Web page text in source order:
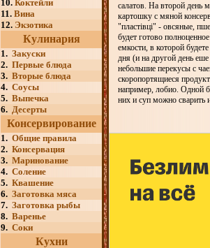
10. Коктейли
11. Вина
12. Экзотика
Кулинария
1. Закуски
2. Первые блюда
3. Вторые блюда
4. Соусы
5. Выпечка
6. Десерты
Консервирование
1. Общие правила
2. Консервация
3. Маринование
4. Соление
5. Квашение
6. Заготовка мяса
7. Заготовка рыбы
8. Варенье
9. Соки
Кухни
салатов. На второй день
картошку с мяной
"пластiвцi" - овсяные,
будет готово
емкости, в которой
дня (и на другой день
небольшие перекусы с
скоропортящиеся
например, лобио. Одной
них и суп можно сварить